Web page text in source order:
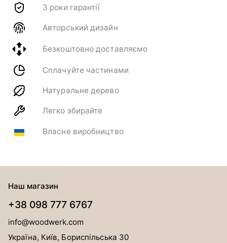
3 роки гарантії
Авторський дизайн
Безкоштовно доставляємо
Сплачуйте частинами
Натуральне дерево
Легко збирайте
Власне виробництво
Наш магазин
+38 098 777 6767
info@woodwerk.com
Україна, Київ, Бориспільська 30